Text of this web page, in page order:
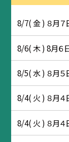
8/7( 金 ) ８月７
8/6( 木 ) 8月６
8/5( 水 ) ８月５
8/4( 火 ) ８月４
8/4( 火 ) ８月４